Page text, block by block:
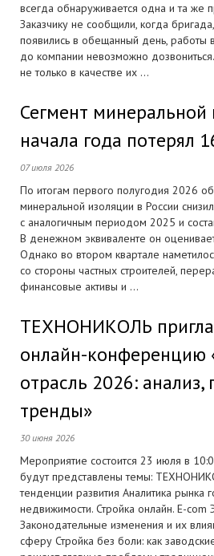
всегда обнаруживается одна и та же
Заказчику не сообщили, когда
появились в обещанный день, работы
до компании невозможно
не только в качестве их ...
Сегмент минеральной
начала года потерял
07 июля 2026
По итогам первого полугодия 2026
минеральной изоляции в России
с аналогичным периодом 2025 и
В денежном эквиваленте он
Однако во втором квартале
со стороны частных строителей,
финансовые активы и ...
ТЕХНОНИКОЛЬ
онлайн-конференцию
отрасль 2026: анализ,
тренды»
30 июня 2026
Мероприятие состоится 23 июля в
будут представлены темы:
тенденции развития Аналитика рынка
недвижимости. Стройка онлайн. E-
Законодательные изменения и их
сферу Стройка без боли: как